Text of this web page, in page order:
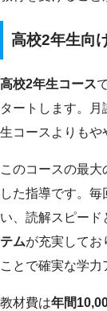
高校2年生向
高校2年生コース
タートします。月
生コースよりもや
このコースの最大
した指導です。毎
い、読解スピード
テムが充実してお
ことで確実な学力
教材費は年間